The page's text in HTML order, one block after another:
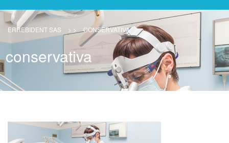
ERREBIDENT SAS > > CONSERVATIVA
conservativa